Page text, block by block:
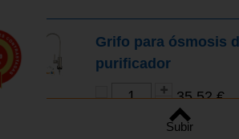
Grifo para ósmosis
purificador
35,52 €
Grifo especial para
Subir